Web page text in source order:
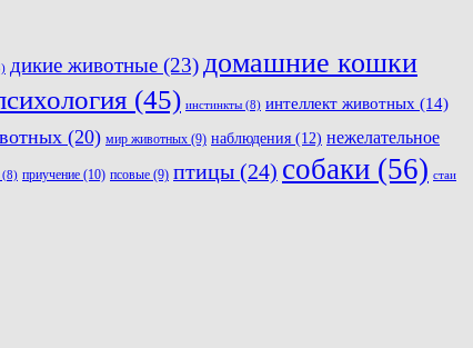
дикие животные (23) домашние кошки
(45) инстинкты (8) интеллект животных (14)
(20) мир животных (9) наблюдения (12) нежелательное
(8) приучение (10) псовые (9) птицы (24) собаки (56) стаи